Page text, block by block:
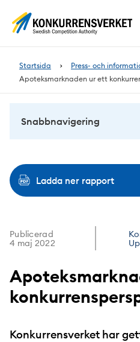
Startsida
Press- och
Apoteksmarknaden ur ett
Publicerad
4 maj 2022
Konkurrensverket har
Ladda ner rapport
Snabbnavigering